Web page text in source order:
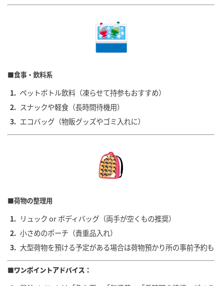
■食事・飲料系
ペットボトル飲料（凍らせて持参もおすすめ）
スナックや軽食（長時間待機用）
エコバッグ（物販グッズやゴミ入れに）
■荷物の整理用
リュック or ボディバッグ（両手が空くもの推奨）
小さめのポーチ（貴重品入れ）
大型荷物を預ける予定がある場合は荷物預かり所の事前予約も
■ワンポイントアドバイス：